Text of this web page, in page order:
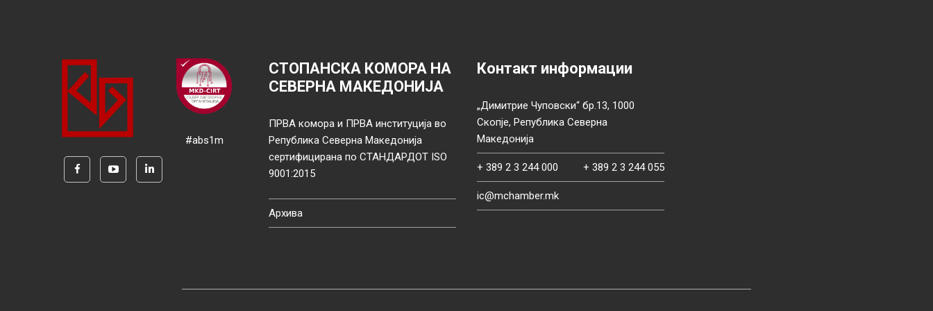
#abs1m
СТОПАНСКА КОМОРА НА
СЕВЕРНА МАКЕДОНИЈА
ПРВА комора и ПРВА институција во
Република Северна Македонија
сертифицирана по СТАНДАРДОТ ISO
9001:2015
Архива
Контакт информации
„Димитрие Чуповски“ бр.13, 1000
Скопје, Република Северна
Македонија
+ 389 2 3 244 000 + 389 2 3 244 055
ic@mchamber.mk